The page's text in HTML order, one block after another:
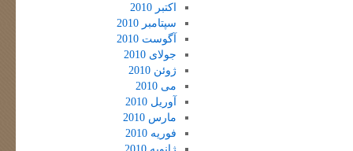
اکتبر 2010
سپتامبر 2010
آگوست 2010
جولای 2010
ژوئن 2010
می 2010
آوریل 2010
مارس 2010
فوریه 2010